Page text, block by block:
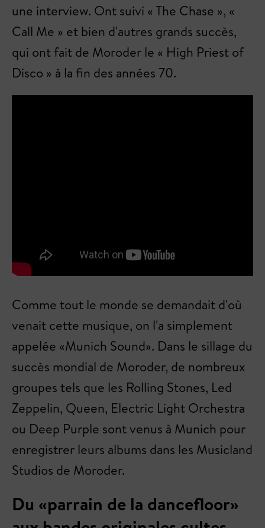
une interview. Ont suivi « The Chase », «
Call Me » et bien d'autres grands succès,
qui ont fait de Moroder le « High Priest of
Disco » à la fin des années 70.
Comme tout le monde se demandait d'où
venait cette musique, on l'a simplement
appelée «Munich Sound». Dans le sillage du
succès mondial de Moroder, de nombreux
groupes tels que les Rolling Stones, Led
Zeppelin, Queen, Electric Light Orchestra
ou Deep Purple sont venus à Munich pour
enregistrer leurs albums dans les Musicland
Studios de Moroder.
Du «parrain de la dancefloor»